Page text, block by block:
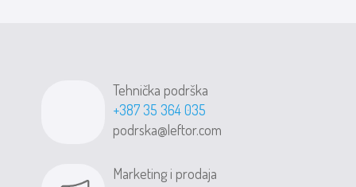
Tehnička podrška
+387 35 364 035
podrska@leftor.com
Marketing i prodaja